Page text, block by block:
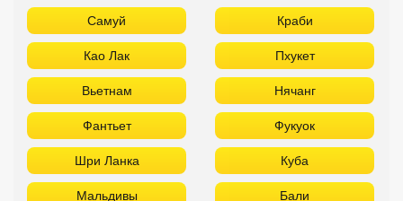
Самуй Краби
Као Лак Пхукет
Вьетнам Нячанг
Фантьет Фукуок
Шри Ланка Куба
Мальдивы Бали